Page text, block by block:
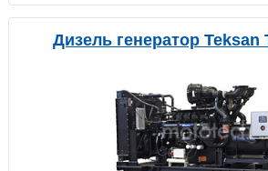
Дизель генератор Teksan